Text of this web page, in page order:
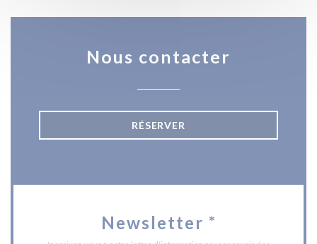
Nous contacter
RÉSERVER
Newsletter *